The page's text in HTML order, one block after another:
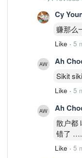
Cy
赚那么
Like · 5
Ah
Sikit
Like · 5
Ah
散户都
错了
Like · 5